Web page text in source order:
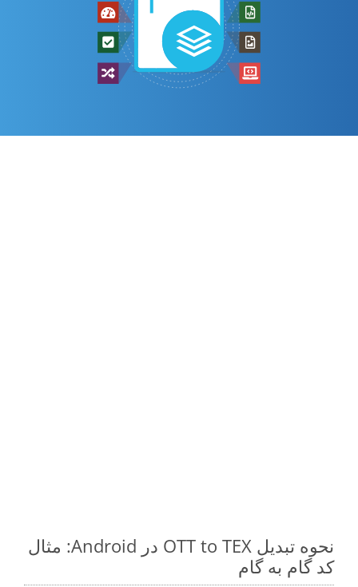
نحوه تبدیل OTT to TEX در Android: مثال
کد گام به گام